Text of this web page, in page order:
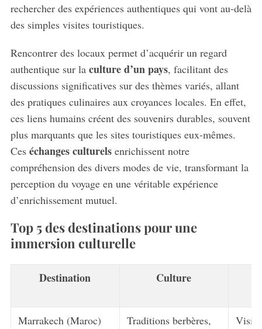
rechercher des expériences authentiques qui vont au-delà
des simples visites touristiques.
Rencontrer des locaux permet d’acquérir un regard
authentique sur la culture d’un pays, facilitant des
discussions significatives sur des thèmes variés, allant
des pratiques culinaires aux croyances locales. En effet,
ces liens humains créent des souvenirs durables, souvent
plus marquants que les sites touristiques eux-mêmes.
Ces échanges culturelsenrichissent notre
compréhension des divers modes de vie, transformant la
perception du voyage en une véritable expérience
d’enrichissement mutuel.
Top 5 des destinations pour une
immersion culturelle
Destination Culture
Marrakech (Maroc)
Traditions berbères,